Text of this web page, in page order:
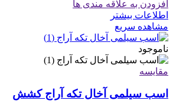
افزودن به علاقه مندی ها
اطلاعات بیشتر
مشاهده سریع
ناموجود
مقایسه
اسب سیلمی آخال تکه آراج کشش